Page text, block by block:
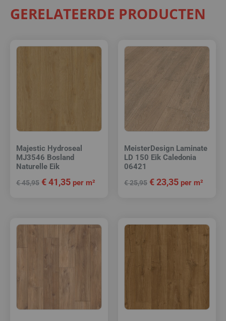
GERELATEERDE PRODUCTEN
Majestic Hydroseal
MJ3546 Bosland
Naturelle Eik
€45,95 €41,35 per m²
MeisterDesign Laminate
LD 150 Eik Caledonia
06421
€25,95 €23,35 per m²